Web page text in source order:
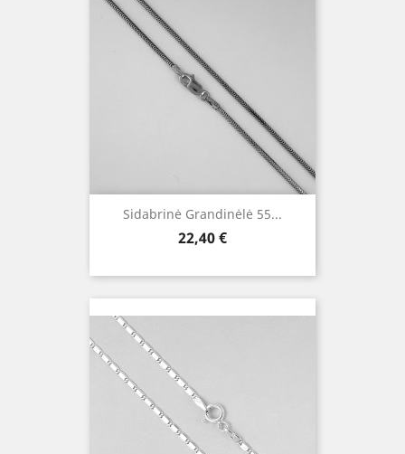
Sidabrinė Grandinėlė 55...
Kaina
22,40 €